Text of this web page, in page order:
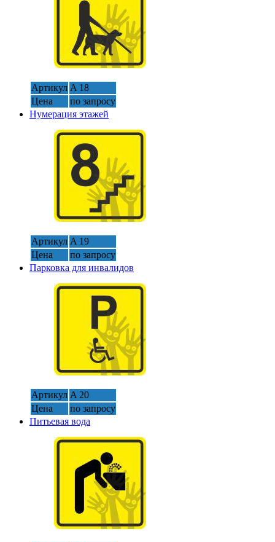
Артикул A 18
Цена
по запросу
Нумерация этажей
Артикул A 19
Цена
по запросу
Парковка для инвалидов
Артикул A 20
Цена
по запросу
Питьевая вода